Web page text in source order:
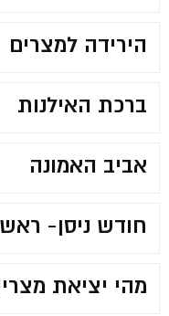
הירידה למצרים
ברכת האילנות
אביב האמונה
חודש ניסן-
מהי יציאת